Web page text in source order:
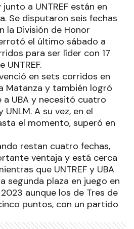
a UNTREF están en
Se disputaron seis fechas
la División de Honor
el último sábado a
para ser líder con 17
en sets corridos en
Matanza y también logró
UBA y necesitó cuatro
A su vez, en el
el momento, superó en
restan cuatro fechas,
ventaja y está cerca
que UNTREF y UBA
segunda plaza en juego en
aunque los de Tres de
puntos, con un partido